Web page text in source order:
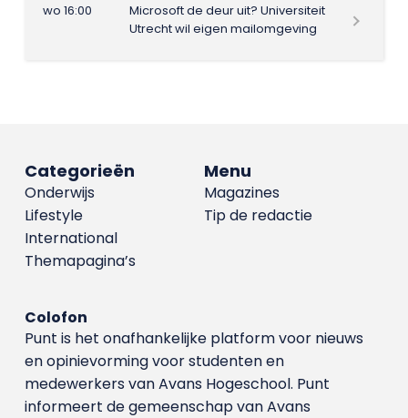
wo 16:00
Microsoft de deur uit? Universiteit
Utrecht wil eigen mailomgeving
Menu
Magazines
Tip de redactie
Categorieën
Onderwijs
Lifestyle
International
Themapagina’s
Colofon
Punt is het onafhankelijke platform voor nieuws
en opinievorming voor studenten en
medewerkers van Avans Hoge­school. Punt
informeert de gemeenschap van Avans